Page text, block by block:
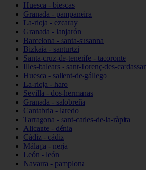
Huesca - biescas
Granada - pampaneira
La-rioja - ezcaray
Granada - lanjarón
Barcelona - santa-susanna
Bizkaia - santurtzi
Santa-cruz-de-tenerife - tacoronte
Illes-balears - sant-llorenç-des-cardassar
Huesca - sallent-de-gállego
La-rioja - haro
Sevilla - dos-hermanas
Granada - salobreña
Cantabria - laredo
Tarragona - sant-carles-de-la-ràpita
Alicante - dénia
Cádiz - cádiz
Málaga - nerja
León - león
Navarra - pamplona